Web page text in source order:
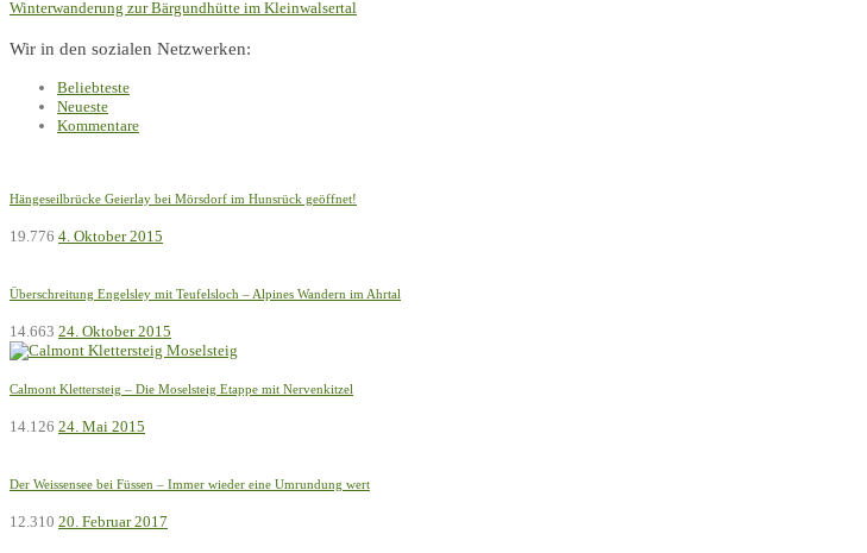
Winterwanderung zur Bärgundhütte im Kleinwalsertal
Wir in den sozialen Netzwerken:
Beliebteste
Neueste
Kommentare
Hängeseilbrücke Geierlay bei Mörsdorf im Hunsrück geöffnet!
19.776 4. Oktober 2015
Überschreitung Engelsley mit Teufelsloch – Alpines Wandern im Ahrtal
14.663 24. Oktober 2015
Calmont Klettersteig – Die Moselsteig Etappe mit Nervenkitzel
14.126 24. Mai 2015
Der Weissensee bei Füssen – Immer wieder eine Umrundung wert
12.310 20. Februar 2017